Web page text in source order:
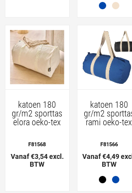
katoen 180
gr/m2 sporttas
elora oeko-tex
F81568
Vanaf €3,54 excl.
BTW
katoen 180
gr/m2
rami oeko-tex
F81566
Vanaf €4,49
BTW